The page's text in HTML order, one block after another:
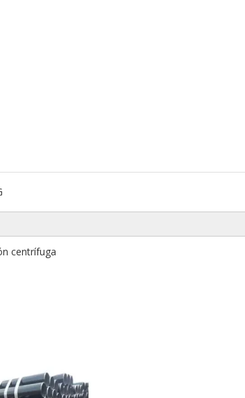
centrífuga